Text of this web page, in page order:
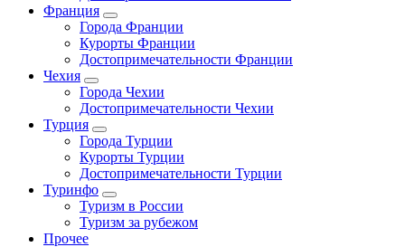
Франция
Города Франции
Курорты Франции
Достопримечательности Франции
Чехия
Города Чехии
Достопримечательности Чехии
Турция
Города Турции
Курорты Турции
Достопримечательности Турции
Туринфо
Туризм в России
Туризм за рубежом
Прочее